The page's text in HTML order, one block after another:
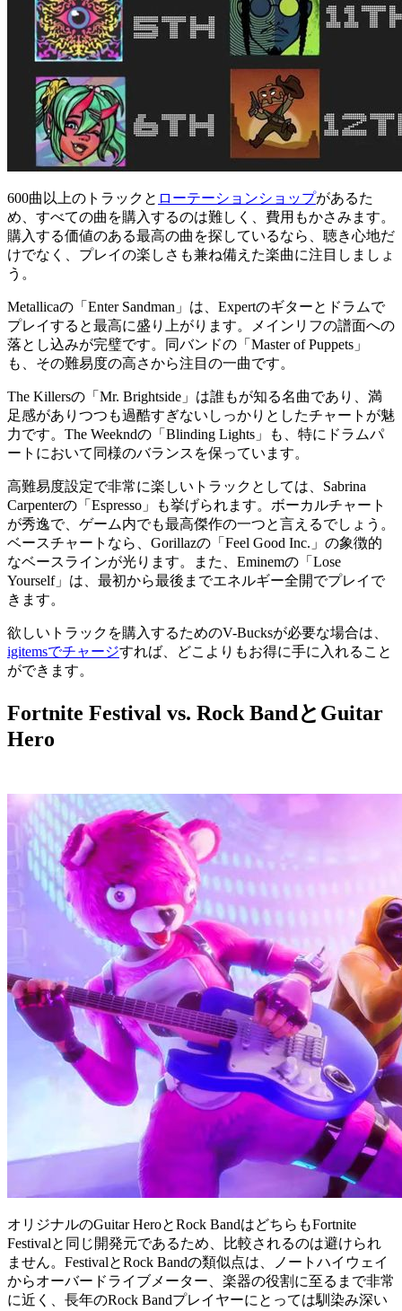
600曲以上のトラックと ローテーションショップがあるた
め、すべての曲を購入するのは難しく、費用もかさみます。
購入する価値のある最高の曲を探しているなら、聴き心地だ
けでなく、プレイの楽しさも兼ね備えた楽曲に注目しましょ
う。
Metallicaの「Enter Sandman」は、Expertのギターとドラムで
プレイすると最高に盛り上がります。メインリフの譜面への
落とし込みが完璧です。同バンドの「Master of Puppets」
も、その難易度の高さから注目の一曲です。
The Killersの「Mr. Brightside」は誰もが知る名曲であり、満
足感がありつつも過酷すぎないしっかりとしたチャートが魅
力です。The Weekndの「Blinding Lights」も、特にドラムパ
ートにおいて同様のバランスを保っています。
高難易度設定で非常に楽しいトラックとしては、Sabrina
Carpenterの「Espresso」も挙げられます。ボーカルチャート
が秀逸で、ゲーム内でも最高傑作の一つと言えるでしょう。
ベースチャートなら、Gorillazの「Feel Good Inc.」の象徴的
なベースラインが光ります。また、Eminemの「Lose
Yourself」は、最初から最後までエネルギー全開でプレイで
きます。
欲しいトラックを購入するためのV-Bucksが必要な場合は、
igitemsでチャージすれば、どこよりもお得に手に入れること
ができます。
Fortnite Festival vs. Rock BandとGuitar
Hero
オリジナルのGuitar HeroとRock BandはどちらもFortnite
Festivalと同じ開発元であるため、比較されるのは避けられ
ません。FestivalとRock Bandの類似点は、ノートハイウェイ
からオーバードライブメーター、楽器の役割に至るまで非常
に近く、長年のRock Bandプレイヤーにとっては馴染み深い